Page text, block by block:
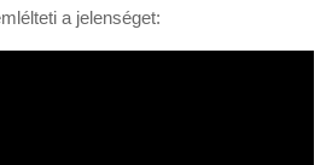
a jelenséget: